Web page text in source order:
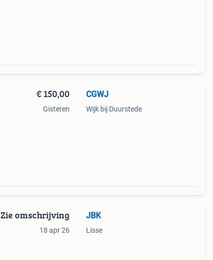
€ 150,00
Gisteren
CGWJ
Wijk bij Duurstede
Zie omschrijving
18 apr 26
JBK
Lisse